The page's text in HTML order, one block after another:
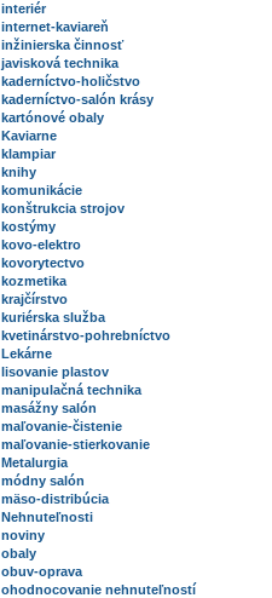
interiér
internet-kaviareň
inžinierska činnosť
javisková technika
kaderníctvo-holičstvo
kaderníctvo-salón krásy
kartónové obaly
Kaviarne
klampiar
knihy
komunikácie
konštrukcia strojov
kostýmy
kovo-elektro
kovorytectvo
kozmetika
krajčírstvo
kuriérska služba
kvetinárstvo-pohrebníctvo
Lekárne
lisovanie plastov
manipulačná technika
masážny salón
maľovanie-čistenie
maľovanie-stierkovanie
Metalurgia
módny salón
mäso-distribúcia
Nehnuteľnosti
noviny
obaly
obuv-oprava
ohodnocovanie nehnuteľností